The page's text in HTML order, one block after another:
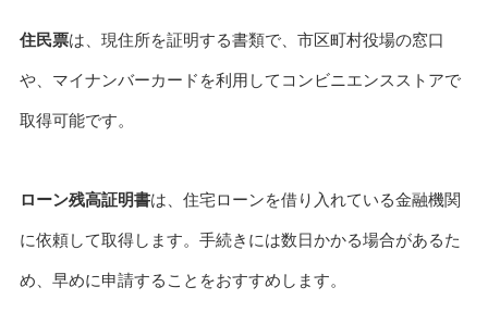
住民票は、現住所を証明する書類で、市区町村役場の窓口
や、マイナンバーカードを利用してコンビニエンスストアで
取得可能です。
ローン残高証明書は、住宅ローンを借り入れている金融機関
に依頼して取得します。手続きには数日かかる場合があるた
め、早めに申請することをおすすめします。